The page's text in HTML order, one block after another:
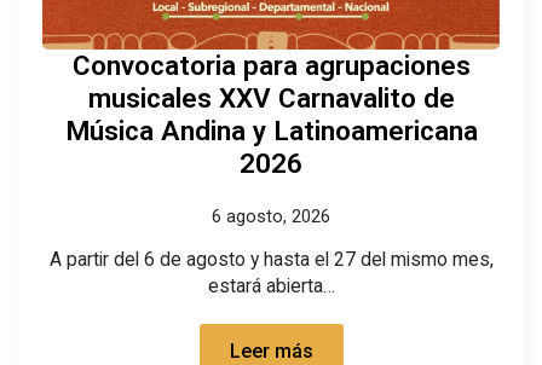
Convocatoria para agrupaciones
musicales XXV Carnavalito de
Música Andina y Latinoamericana
2026
6 agosto, 2026
A partir del 6 de agosto y hasta el 27 del mismo mes,
estará abierta…
Leer más